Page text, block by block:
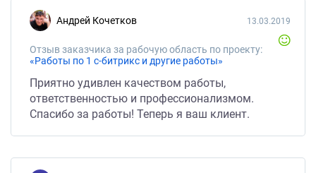
Андрей Кочетков
Отзыв заказчика за рабочую область по проекту:
«Работы по 1 с-битрикс и другие работы»
13.03.2019
Приятно удивлен качеством работы,
ответственностью и профессионализмом.
Спасибо за работы! Теперь я ваш клиент.